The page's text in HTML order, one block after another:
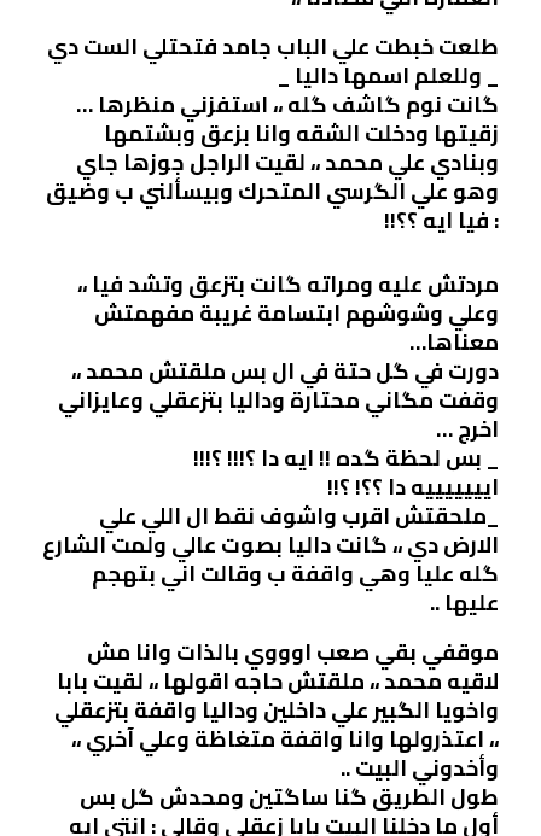
طلعت خبطت علي الباب جامد فتحتلي الست دي
_ وللعلم اسمها داليا _
گانت نوم گاشف گله ،، استفزني منظرها …
زقيتها ودخلت الشقه وانا بزعق وبشتمها
وبنادي علي محمد ،، لقيت الراجل جوزها جاي
وهو علي الگرسي المتحرك وبيسألني ب وضيق
: فيا ايه ؟؟!!
مردتش عليه ومراته گانت بتزعق وتشد فيا ،،
وعلي وشوشهم ابتسامة غريبة مفهمتش
معناها…
دورت في گل حتة في ال بس ملقتش محمد ،،
وقفت مگاني محتارة وداليا بتزعقلي وعايزاني
اخرج …
_ بس لحظة گده !! ايه دا ؟!!! ؟!!!
ايييييييه دا ؟؟! ؟!!
_ملحقتش اقرب واشوف نقط ال اللي علي
الارض دي ،، گانت داليا بصوت عالي ولمت الشارع
گله عليا وهي واقفة ب وقالت اني بتهجم
عليها ..
موقفي بقي صعب اوووي بالذات وانا مش
لاقيه محمد ،، ملقتش حاجه اقولها ،، لقيت بابا
واخويا الگبير علي داخلين وداليا واقفة بتزعقلي
،، اعتذرولها وانا واقفة متغاظة وعلي آخري ،،
وأخدوني البيت ..
طول الطريق گنا ساگتين ومحدش گل بس
أول ما دخلنا البيت بابا زعقلي وقالي : انتي ايه